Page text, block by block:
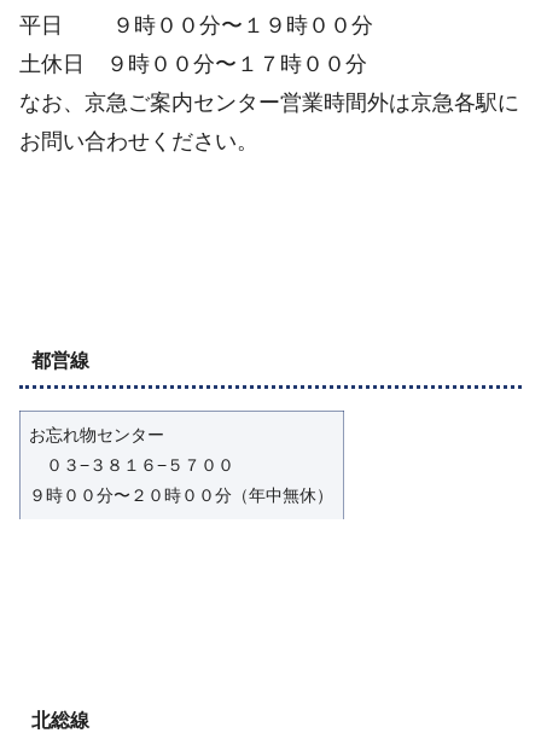
平日 ９時００分〜１９時００分
土休日 ９時００分〜１７時００分
なお、京急ご案内センター営業時間外は京急各駅に
お問い合わせください。
都営線
お忘れ物センター
０３−３８１６−５７００
９時００分〜２０時００分（年中無休）
北総線